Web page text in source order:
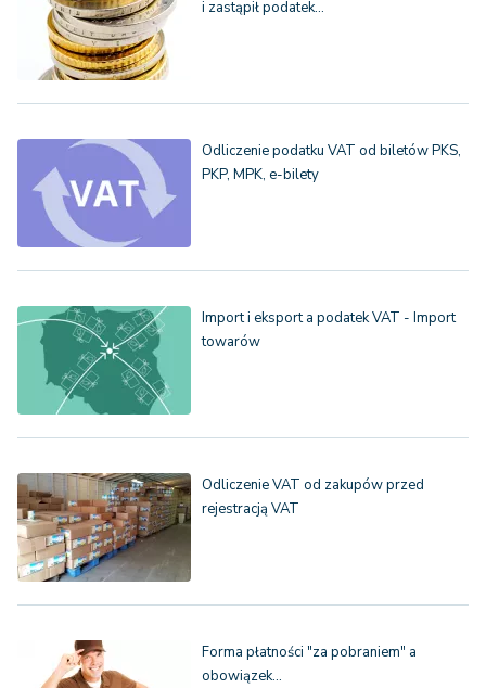
i zastąpił podatek…
Odliczenie podatku VAT od biletów PKS,
PKP, MPK, e-bilety
Import i eksport a podatek VAT - Import
towarów
Odliczenie VAT od zakupów przed
rejestracją VAT
Forma płatności "za pobraniem" a
obowiązek…